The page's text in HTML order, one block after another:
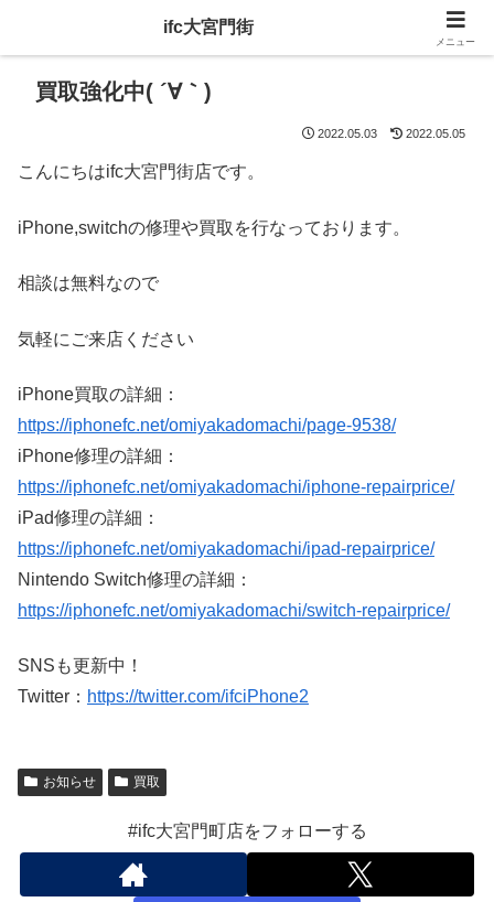
買取強化中( ´∀｀)
2022.05.03 2022.05.05
こんにちはifc大宮門街店です。
iPhone,switchの修理や買取を行なっております。
相談は無料なので
気軽にご来店ください
iPhone買取の詳細：
https://iphonefc.net/omiyakadomachi/page-9538/
iPhone修理の詳細：
https://iphonefc.net/omiyakadomachi/iphone-repairprice/
iPad修理の詳細：
https://iphonefc.net/omiyakadomachi/ipad-repairprice/
Nintendo Switch修理の詳細：
https://iphonefc.net/omiyakadomachi/switch-repairprice/
SNSも更新中！
Twitter： https://twitter.com/ifciPhone2
お知らせ 買取
#ifc大宮門町店をフォローする
ifc大宮門街
メニュー